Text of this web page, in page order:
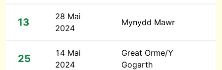
13
28 Mai
2024
Mynydd Mawr
25
14 Mai
2024
Great Orme/Y
Gogarth